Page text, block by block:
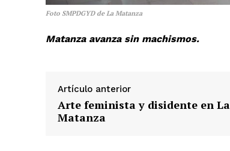
Foto SMPDGYD de La Matanza
Matanza avanza sin machismos.
Artículo anterior
Arte feminista y disidente en La
Matanza